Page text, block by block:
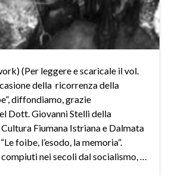
(Per leggere e scaricale il vol.
della ricorrenza della
diffondiamo, grazie
Dott. Giovanni Stelli della
Fiumana Istriana e Dalmata
foibe, l’esodo, la memoria”.
nei secoli dal socialismo, …